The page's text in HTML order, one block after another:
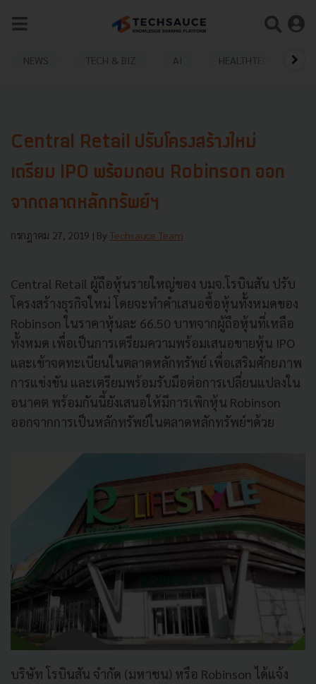
NEWS TECH & BIZ AI HEALTHTECH
Central Retail ปรับโครงสร้างใหม่
เตรียม IPO พร้อมถอน Robinson ออก
จากตลาดหลักทรัพย์ฯ
กรกฎาคม 27, 2019 | By Techsauce Team
Central Retail ผู้ถือหุ้นรายใหญ่ของ บมจ.โรบินสัน ปรับ
โครงสร้างธุรกิจใหม่ โดยจะทำคำเสนอซื้อหุ้นทั้งหมดของ
Robinson ในราคาหุ้นละ 66.50 บาทจากผู้ถือหุ้นที่เหลือ
ทั้งหมด เพื่อเป็นการเตรียมความพร้อมเสนอขายหุ้น IPO
และเข้าจดทะเบียนในตลาดหลักทรัพย์ เพื่อเสริมศักยภาพ
การแข่งขัน และเตรียมพร้อมรับมือต่อการเปลี่ยนแปลงใน
อนาคต พร้อมกันนี้ยังเสนอให้มีการเพิกหุ้น Robinson
ออกจากการเป็นหลักทรัพย์ในตลาดหลักทรัพย์ฯด้วย
บริษัท โรบินสัน จำกัด (มหาชน) หรือ Robinson ได้แจ้ง